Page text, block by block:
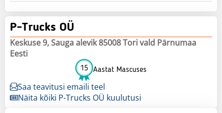
P-Trucks OÜ
Keskuse 9, Sauga alevik 85008 Tori vald Pärnumaa
Eesti
15 Aastat Mascuses
Saa teavitusi emaili teel
Näita kõiki P-Trucks OÜ kuulutusi